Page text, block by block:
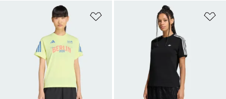
Ajouter à la Liste de produits